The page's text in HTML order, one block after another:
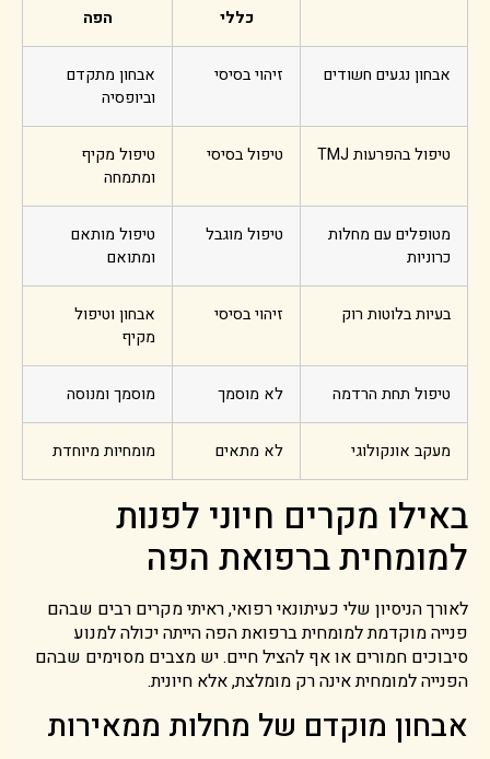
כללי
הפה
אבחון נגעים חשודים זיהוי בסיסי
אבחון מתקדם
וביופסיה
טיפול בהפרעות TMJ טיפול בסיסי
טיפול מקיף
ומתמחה
מטופלים עם מחלות
כרוניות
טיפול מוגבל
טיפול מותאם
ומתואם
בעיות בלוטות רוק זיהוי בסיסי
אבחון וטיפול
מקיף
טיפול תחת הרדמה לא מוסמך מוסמך ומנוסה
מעקב אונקולוגי לא מתאים מומחיות מיוחדת
באילו מקרים חיוני לפנות
למומחית ברפואת הפה
לאורך הניסיון שלי כעיתונאי רפואי, ראיתי מקרים רבים שבהם
פנייה מוקדמת למומחית ברפואת הפה הייתה יכולה למנוע
סיבוכים חמורים או אף להציל חיים. יש מצבים מסוימים שבהם
הפנייה למומחית אינה רק מומלצת, אלא חיונית.
אבחון מוקדם של מחלות ממאירות